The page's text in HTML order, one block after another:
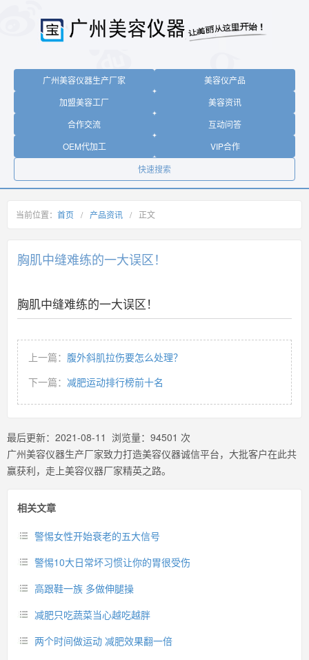
广州美容仪器生产厂家
美容仪产品
加盟美容工厂
美容资讯
合作交流
互动问答
OEM代加工
VIP合作
快速搜索
当前位置： 首页 / 产品资讯 / 正文
胸肌中缝难练的一大误区！
胸肌中缝难练的一大误区！
上一篇： 腹外斜肌拉伤要怎么处理？
下一篇： 减肥运动排行榜前十名
最后更新： 2021-08-11 浏览量： 94501 次
广州美容仪器生产厂家致力打造美容仪器诚信平台，大批客户在此共
赢获利，走上美容仪器厂家精英之路。
相关文章
警惕女性开始衰老的五大信号
警惕10大日常坏习惯让你的胃很受伤
高跟鞋一族 多做伸腿操
减肥只吃蔬菜当心越吃越胖
两个时间做运动 减肥效果翻一倍